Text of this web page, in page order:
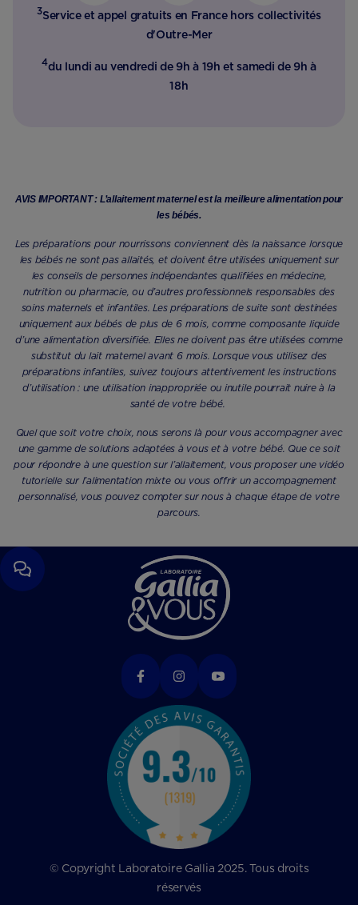
3Service et appel gratuits en France hors collectivités
d'Outre-Mer​
4du lundi au vendredi de 9h à 19h et samedi de 9h à
18h
AVIS IMPORTANT : L’allaitement maternel est la meilleure alimentation pour
les bébés.
Les préparations pour nourrissons conviennent dès la naissance lorsque
les bébés ne sont pas allaités, et doivent être utilisées uniquement sur
les conseils de personnes indépendantes qualifiées en médecine,
nutrition ou pharmacie, ou d’autres professionnels responsables des
soins maternels et infantiles. Les préparations de suite sont destinées
uniquement aux bébés de plus de 6 mois, comme composante liquide
d’une alimentation diversifiée. Elles ne doivent pas être utilisées comme
substitut du lait maternel avant 6 mois. Lorsque vous utilisez des
préparations infantiles, suivez toujours attentivement les instructions
d’utilisation : une utilisation inappropriée ou inutile pourrait nuire à la
santé de votre bébé.
Quel que soit votre choix, nous serons là pour vous accompagner avec
une gamme de solutions adaptées à vous et à votre bébé. Que ce soit
pour répondre à une question sur l’allaitement, vous proposer une vidéo
tutorielle sur l’alimentation mixte ou vous offrir un accompagnement
personnalisé, vous pouvez compter sur nous à chaque étape de votre
parcours.
© Copyright Laboratoire Gallia 2025. Tous droits
réservés